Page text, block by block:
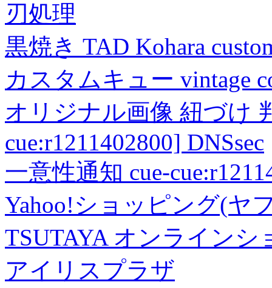
刃処理
黒焼き TAD Kohara
カスタムキュー vintage
オリジナル画像 紐づけ
cue:r1211402800] DNSsec
一意性通知 cue-
Yahoo!ショッピング(ヤ
TSUTAYA オンラインシ
アイリスプラザ